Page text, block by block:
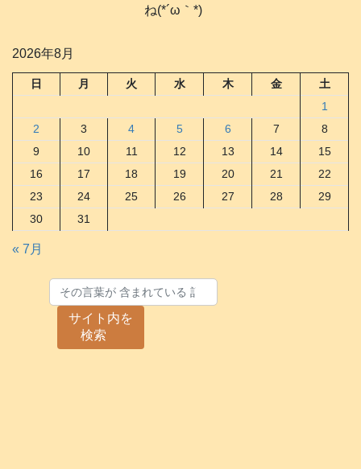
ね(*´ω｀*)
2026年8月
日 月 火 水 木 金
土
1
2
3 4 5 6 7
8
9
10 11 12 13 14
15
16
17 18 19 20 21
22
23
24 25 26 27 28
29
30
31
« 7月
サイト内を
検索